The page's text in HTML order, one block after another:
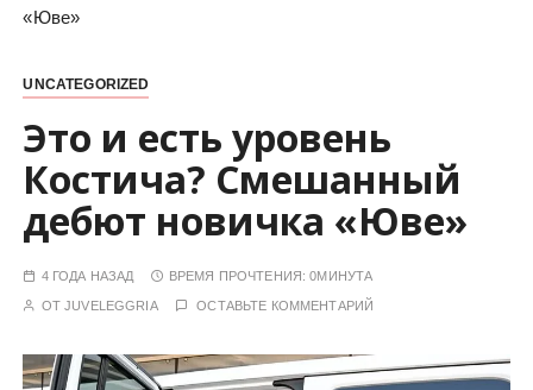
«Юве»
UNCATEGORIZED
Это и есть уровень
Костича? Смешанный
дебют новичка «Юве»
4 ГОДА НАЗАД ВРЕМЯ ПРОЧТЕНИЯ:0МИНУТА
ОТJUVELEGGRIA ОСТАВЬТЕ КОММЕНТАРИЙ